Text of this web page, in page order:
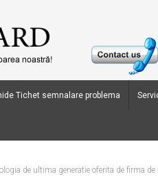
Tichet semnalare problema
de ultima generatie oferita de firma